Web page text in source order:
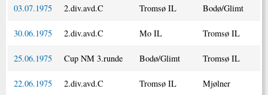
03.07.1975 2.div.avd.C Tromsø IL Bodø/Glimt
30.06.1975 2.div.avd.C Mo IL Tromsø IL
25.06.1975 Cup NM 3.runde Bodø/Glimt Tromsø IL
22.06.1975 2.div.avd.C Tromsø IL Mjølner